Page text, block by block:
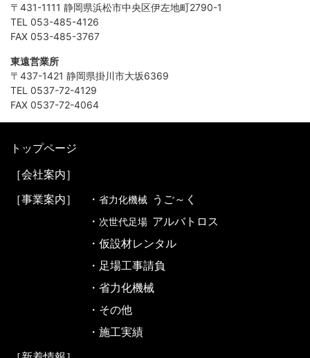
〒431-1111 静岡県浜松市中央区伊左地町2790-1
TEL 053-485-4126
FAX 053-485-3767
東遠営業所
〒437-1421 静岡県掛川市大坂6369
TEL 0537-72-4129
FAX 0537-72-4064
トップページ
［会社案内］
［事業案内］
・ 省力化機械 うご～く
・ 次世代足場 アルバトロス
・仮設材レンタル
・足場工事請負
・省力化機械
・その他
・施工実績